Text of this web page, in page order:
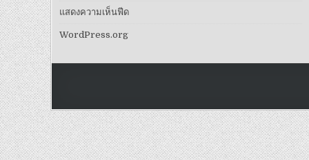
แสดงความเห็นฟีด
WordPress.org